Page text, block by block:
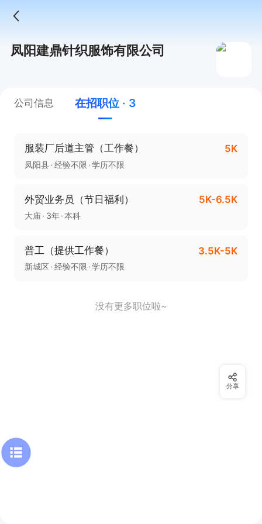
凤阳建鼎针织服饰有限公司
公司信息 在招职位 · 3
服装厂后道主管（工作餐） 5K
凤阳县 经验不限 学历不限
外贸业务员（节日福利） 5K-6.5K
大庙 3年 本科
普工（提供工作餐） 3.5K-5K
新城区 经验不限 学历不限
没有更多职位啦~
分享